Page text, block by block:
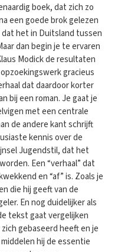
boek, dat zich zo
een goede brok gelezen
het in Duitsland tussen
dan begin je te ervaren
Modick de resultaten
gracieus
dat daardoor korter
bij een roman. Je gaat je
met een centrale
de andere kant schrijft
kennis over de
Jugendstil, dat het
Een “verhaal” dat
en “af” is. Zoals je
die hij geeft van de
En nog duidelijker als
tekst gaat vergelijken
gebaseerd heeft en je
hij de essentie